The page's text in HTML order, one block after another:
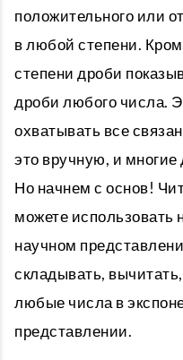
положительного или
в любой степени.
степени дроби
дроби любого числа.
охватывать все
это вручную, и
Но начнем с основ!
можете использовать
научном
складывать,
любые числа в
представлении.